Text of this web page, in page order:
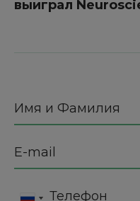
выиграл
Имя и Фамилия
E-mail
No Телефон